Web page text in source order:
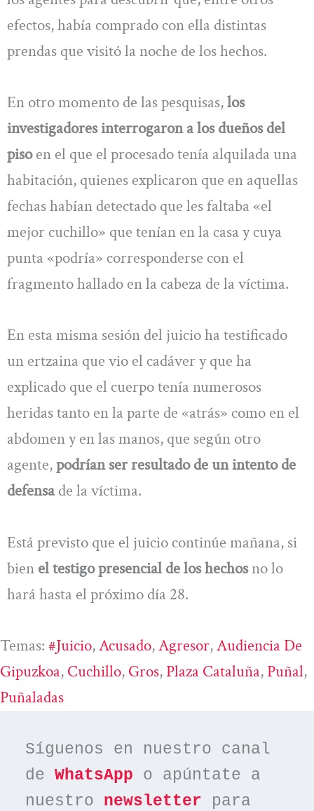
efectos, había comprado con ella distintas
prendas que visitó la noche de los hechos.
En otro momento de las pesquisas,los
investigadores interrogaron a los dueños del
pisoen el que el procesado tenía alquilada una
habitación, quienes explicaron que en aquellas
fechas habían detectado que les faltaba «el
mejor cuchillo» que tenían en la casa y cuya
punta «podría» corresponderse con el
fragmento hallado en la cabeza de la víctima.
En esta misma sesión del juicio ha testificado
un ertzaina que vio el cadáver y que ha
explicado que el cuerpo tenía numerosos
heridas tanto en la parte de «atrás» como en el
abdomen y en las manos, que según otro
agente,podrían ser resultado de un intento de
defensade la víctima.
Está previsto que el juicio continúe mañana, si
bien el testigo presencial de los hechosno lo
hará hasta el próximo día 28.
Temas: #juicio, Acusado, Agresor, Audiencia De
Gipuzkoa, Cuchillo, Gros, Plaza Cataluña, Puñal
Puñaladas
Síguenos en nuestro canal
de WhatsApp o apúntate a
nuestro newsletter para